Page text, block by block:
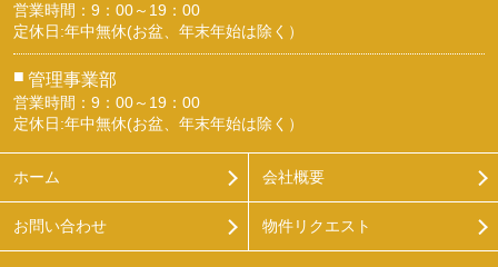
営業時間：9：00～19：00
定休日:年中無休(お盆、年末年始は除く）
■ 管理事業部
営業時間：9：00～19：00
定休日:年中無休(お盆、年末年始は除く）
ホーム 会社概要
お問い合わせ 物件リクエスト